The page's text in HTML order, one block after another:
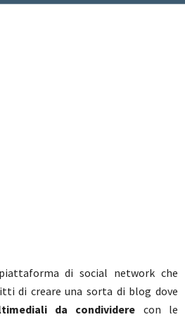
di social network che
di creare una sorta di blog dove
da condividere con le